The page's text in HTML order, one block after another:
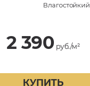
Влагостойкий
2 390 руб./м²
КУПИТЬ